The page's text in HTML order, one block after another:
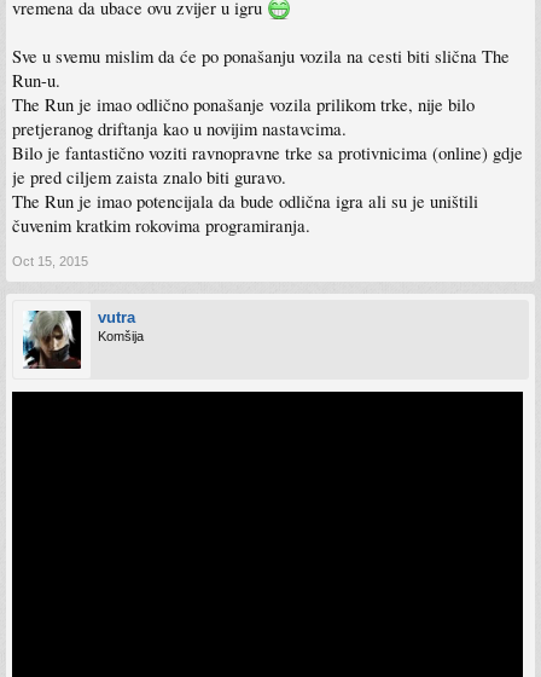
vremena da ubace ovu zvijer u igru
Sve u svemu mislim da će po ponašanju vozila na cesti biti slična The
Run-u.
The Run je imao odlično ponašanje vozila prilikom trke, nije bilo
pretjeranog driftanja kao u novijim nastavcima.
Bilo je fantastično voziti ravnopravne trke sa protivnicima (online) gdje
je pred ciljem zaista znalo biti guravo.
The Run je imao potencijala da bude odlična igra ali su je uništili
čuvenim kratkim rokovima programiranja.
Oct 15, 2015
vutra
Komšija